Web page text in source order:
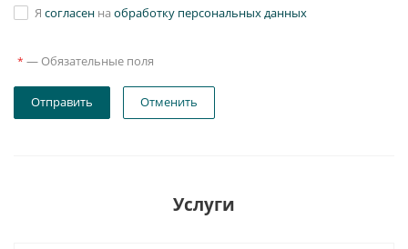
Я согласен на обработку персональных данных
* — Обязательные поля
Отправить Отменить
Услуги